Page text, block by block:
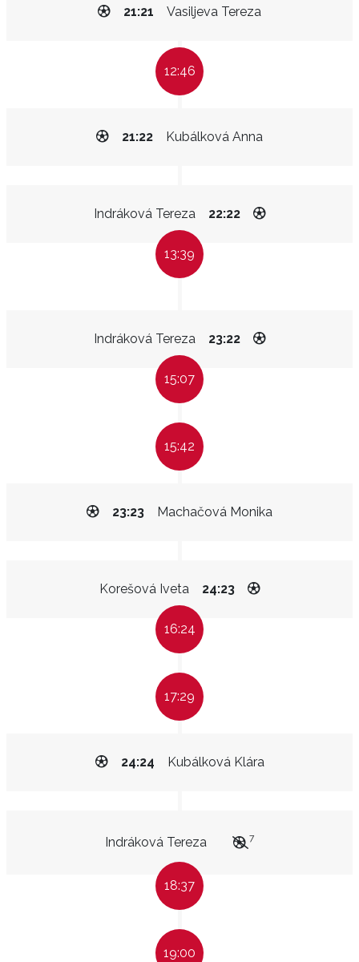
Vasiljeva Tereza
21:21
12:46
Kubálková Anna
21:22
Indráková Tereza 22:22
13:39
Indráková Tereza 23:22
15:07
15:42
Machačová Monika
23:23
Korešová Iveta 24:23
16:24
17:29
Kubálková Klára
24:24
Indráková Tereza 7
18:37
19:00